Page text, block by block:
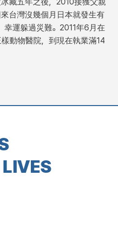
台灣沒幾個月日本就發生有
幸運躲過災難。2011年6月在
動物醫院，到現在執業滿14